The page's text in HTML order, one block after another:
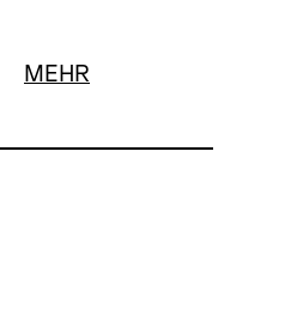
MEHR